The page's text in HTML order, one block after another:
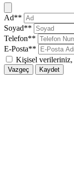
Kapat
Ad**
Soyad**
Telefon**
E-Posta**
Kişisel verileriniz,
Vazgeç Kaydet